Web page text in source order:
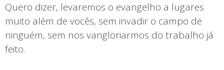
Quero dizer, levaremos o evangelho a lugares
muito além de vocês, sem invadir o campo de
ninguém, sem nos vangloriarmos do trabalho já
feito.